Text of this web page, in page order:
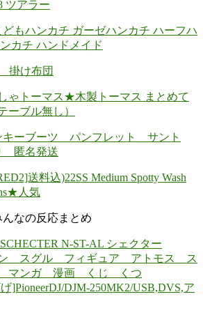
アラー
どもハンカチ ガーゼハンカチ ハーフハ
カチ ハンドメイド
掛け布団
ゃトーマス★木製トーマス まとめて
ーブル無し）
ーブーツ パンフレット サント
匿名発送
送料込)22SS Medium Spotty Wash
人気
なの反応まとめ
SCHECTER N-ST-AL シェクター
ン スグル フィギュア アトモス ス
マンガ 漫画 くじ くつ
]PioneerDJ/DJM-250MK2/USB,DVS,ア